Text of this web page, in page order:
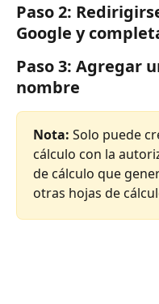
Paso 2:
Google y
Paso 3: Agregar
nombre
Nota: Solo puede
cálculo con la
de cálculo que
otras hojas de